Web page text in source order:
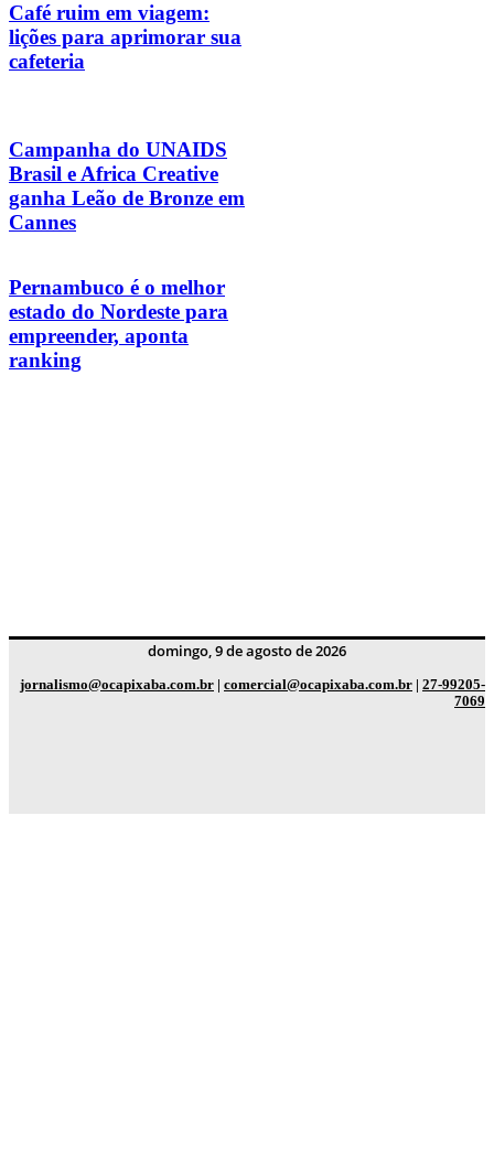
Café ruim em viagem:
lições para aprimorar sua
cafeteria
Campanha do UNAIDS
Brasil e Africa Creative
ganha Leão de Bronze em
Cannes
Pernambuco é o melhor
estado do Nordeste para
empreender, aponta
ranking
domingo, 9 de agosto de 2026
jornalismo@ocapixaba.com.br | comercial@ocapixaba.com.br | 27-99205-
7069